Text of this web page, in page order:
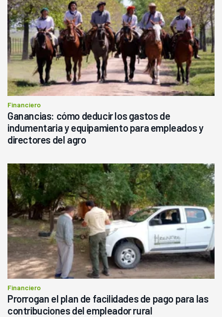
Financiero
Ganancias: cómo deducir los gastos de
indumentaria y equipamiento para empleados y
directores del agro
Financiero
Prorrogan el plan de facilidades de pago para las
contribuciones del empleador rural